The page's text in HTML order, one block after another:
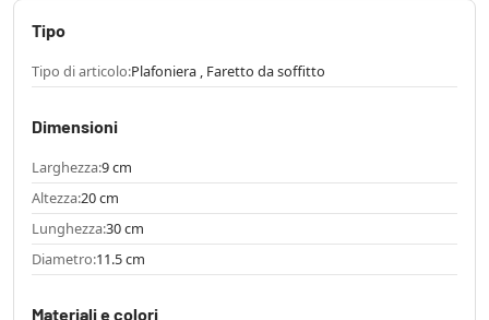
Tipo
Tipo di articolo:Plafoniera , Faretto da soffitto
Dimensioni
Larghezza:9 cm
Altezza:20 cm
Lunghezza:30 cm
Diametro:11.5 cm
Materiali e colori